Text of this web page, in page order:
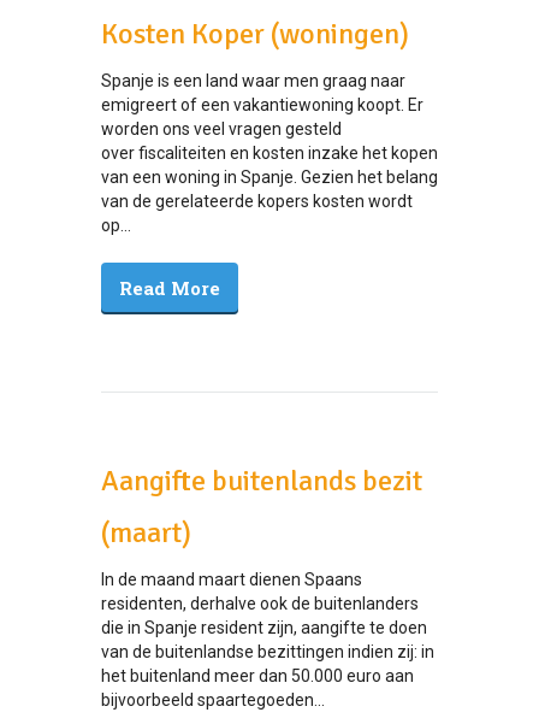
Kosten Koper (woningen)
Spanje is een land waar men graag naar
emigreert of een vakantiewoning koopt. Er
worden ons veel vragen gesteld
over fiscaliteiten en kosten inzake het kopen
van een woning in Spanje. Gezien het belang
van de gerelateerde kopers kosten wordt
op...
Read More
Aangifte buitenlands bezit
(maart)
In de maand maart dienen Spaans
residenten, derhalve ook de buitenlanders
die in Spanje resident zijn, aangifte te doen
van de buitenlandse bezittingen indien zij: in
het buitenland meer dan 50.000 euro aan
bijvoorbeeld spaartegoeden...